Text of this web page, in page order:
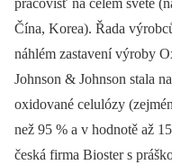
Čína, Korea). Řada
náhlém zastavení výroby
Johnson & Johnson stala
oxidované celulózy
než 95 % a v hodnotě až
česká firma Bioster s